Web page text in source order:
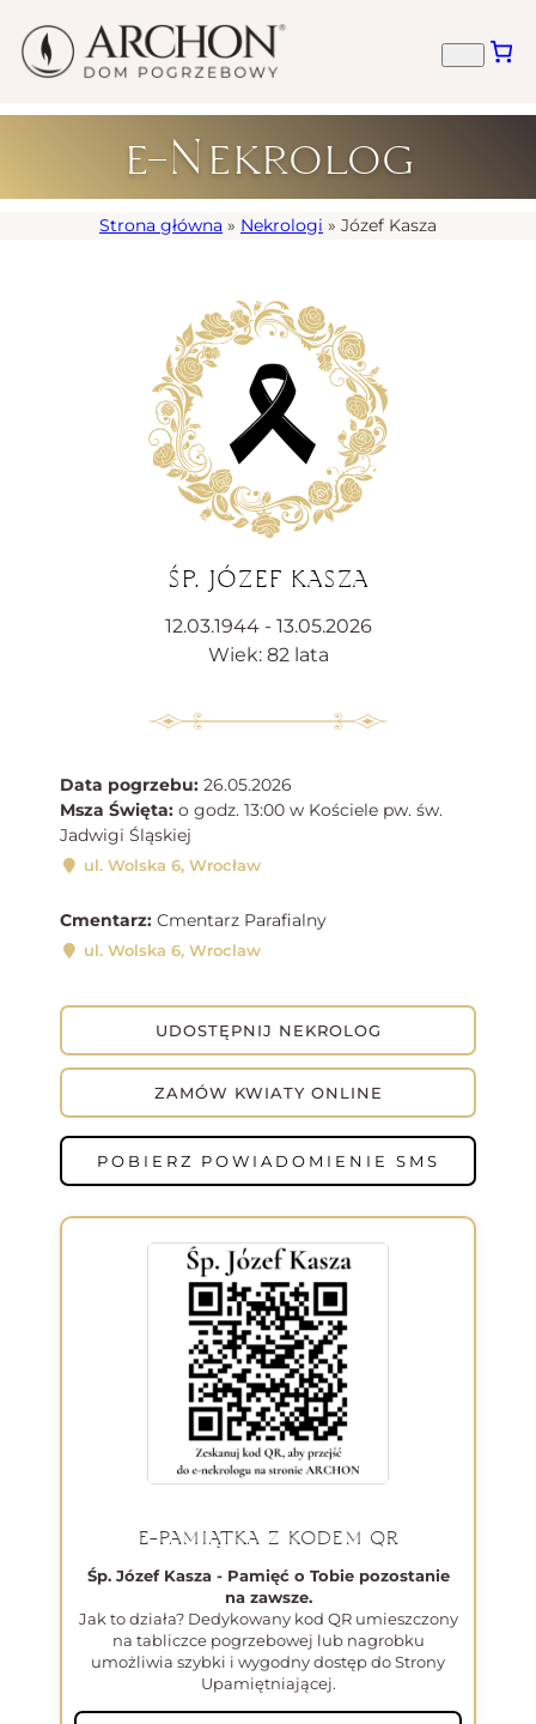
e-Nekrolog
Strona główna » Nekrologi » Józef Kasza
ŚP. JÓZEF KASZA
12.03.1944 - 13.05.2026
Wiek: 82 lata
Data pogrzebu: 26.05.2026
Msza Święta: o godz. 13:00 w Kościele pw. św.
Jadwigi Śląskiej
ul. Wolska 6, Wrocław
Cmentarz: Cmentarz Parafialny
ul. Wolska 6, Wroclaw
UDOSTĘPNIJ NEKROLOG
ZAMÓW KWIATY ONLINE
POBIERZ POWIADOMIENIE SMS
E-PAMIĄTKA Z KODEM QR
Śp. Józef Kasza - Pamięć o Tobie pozostanie
na zawsze.
Jak to działa? Dedykowany kod QR umieszczony
na tabliczce pogrzebowej lub nagrobku
umożliwia szybki i wygodny dostęp do Strony
Upamiętniającej.